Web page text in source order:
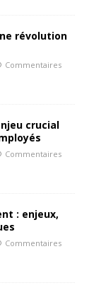
révolution
Commentaires
crucial
Commentaires
: enjeux,
Commentaires